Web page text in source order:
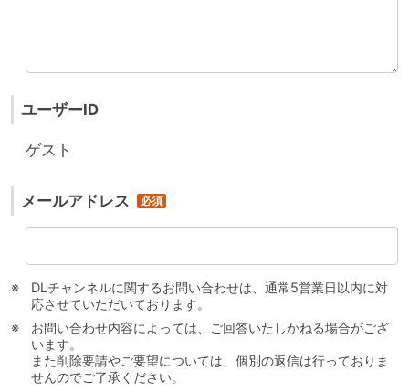
ユーザーID
ゲスト
メールアドレス
DLチャンネルに関するお問い合わせは、通常5営業日以内に対
応させていただいております。
お問い合わせ内容によっては、ご回答いたしかねる場合がござ
います。
また削除要請やご要望については、個別の返信は行っておりま
せんのでご了承ください。